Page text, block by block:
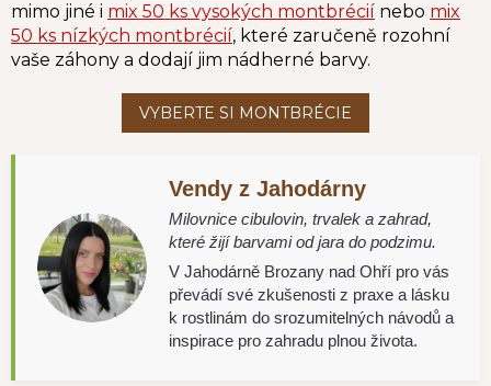
mimo jiné i mix 50 ks vysokých montbrécií nebo mix
50 ks nízkých montbrécií, které zaručeně rozohní
vaše záhony a dodají jim nádherné barvy.
Vendy z Jahodárny
Milovnice cibulovin, trvalek a zahrad,
které žijí barvami od jara do podzimu.
V Jahodárně Brozany nad Ohří pro vás
převádí své zkušenosti z praxe a lásku
k rostlinám do srozumitelných návodů a
inspirace pro zahradu plnou života.